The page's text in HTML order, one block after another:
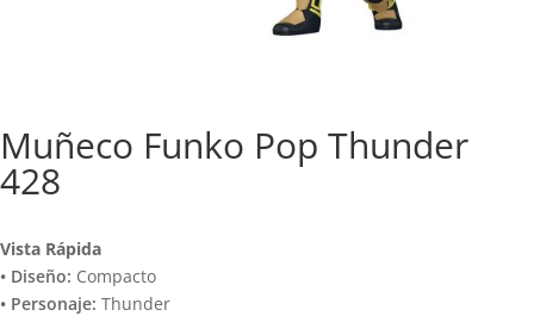
Muñeco Funko Pop Thunder
428
Vista Rápida
• Diseño: Compacto
• Personaje: Thunder